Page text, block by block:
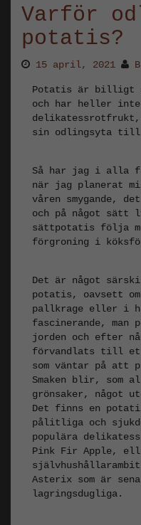
Varför
potatis?
15 april, 2021
Potatis är billigt
och har heller
delikatessrotfrukt,
sin odlingsyta till
Så har jag i alla
när jag planerat
våren smygande,
och på något sätt
sättpotatis följa
förgroning i
Det är något
potatis, oavsett
pallkrage eller i
fascinerande,
jorden och efter
förvandlats till
som väntar på att
Smaken blir, som
grönsaker, något
Det finns en
pålitliga och
populära
Pink Fir Apple,
Asterix som är
lagringsdugliga.